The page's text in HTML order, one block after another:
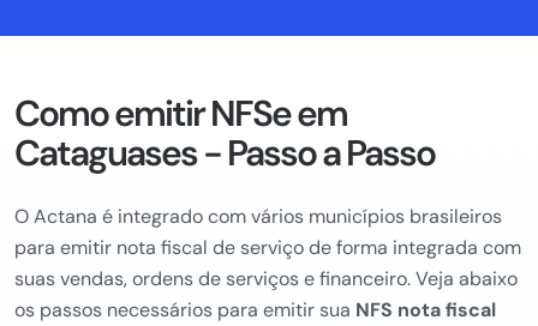
Como emitir NFSe em
Cataguases - Passo a Passo
O Actana é integrado com vários municípios brasileiros
para emitir nota fiscal de serviço de forma integrada com
suas vendas, ordens de serviços e financeiro. Veja abaixo
os passos necessários para emitir sua NFS nota fiscal